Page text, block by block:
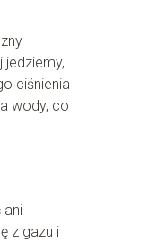
ciśnienia
wody, co
ani
z gazu i